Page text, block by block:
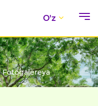
O'z
Fotogalereya